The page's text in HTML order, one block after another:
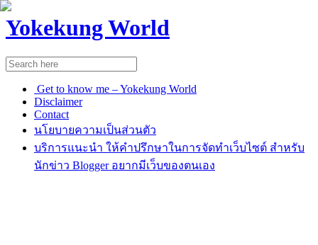
Yokekung World
Get to know me – Yokekung World
Disclaimer
Contact
นโยบายความเป็นส่วนตัว
บริการแนะนำ ให้คำปรึกษาในการจัดทำเว็บไซต์ สำหรับ
นักข่าว Blogger อยากมีเว็บของตนเอง